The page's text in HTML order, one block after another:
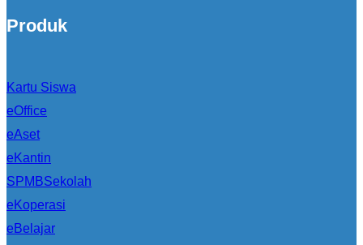
Produk
Kartu Siswa
eOffice
eAset
eKantin
SPMBSekolah
eKoperasi
eBelajar